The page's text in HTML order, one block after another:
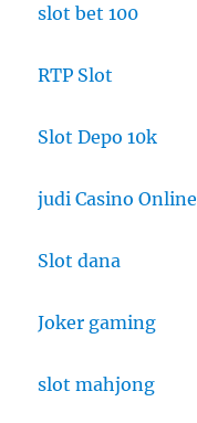
slot bet 100
RTP Slot
Slot Depo 10k
judi Casino Online
Slot dana
Joker gaming
slot mahjong